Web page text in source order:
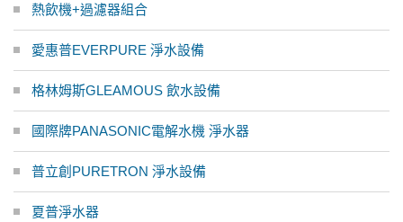
熱飲機+過濾器組合
愛惠普EVERPURE 淨水設備
格林姆斯GLEAMOUS 飲水設備
國際牌PANASONIC電解水機 淨水器
普立創PURETRON 淨水設備
夏普淨水器